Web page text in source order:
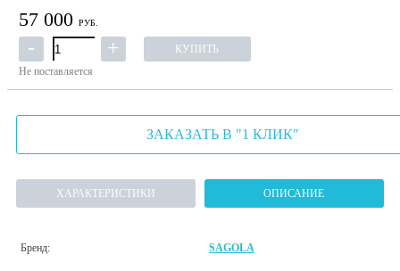
57 000 РУБ.
КУПИТЬ
Не поставляется
ЗАКАЗАТЬ В "1 КЛИК"
ХАРАКТЕРИСТИКИ ОПИСАНИЕ
Бренд: SAGOLA